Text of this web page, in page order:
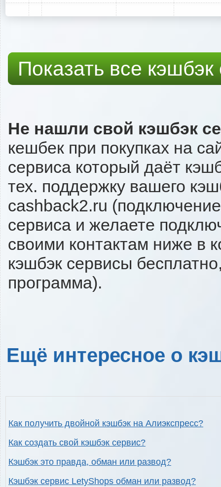
Показать все
Не нашли свой кэшбэк
кешбек при покупках на
сервиса который даёт
тех. поддержку вашего
cashback2.ru
сервиса и желаете
своими контактам ниже в
кэшбэк сервисы
программа).
Ещё интересное о
Как получить двойной кэшбэк на Алиэкспресс?
Как создать свой кэшбэк сервис?
Кэшбэк это правда, обман или развод?
Кэшбэк сервис LetyShops обман или развод?